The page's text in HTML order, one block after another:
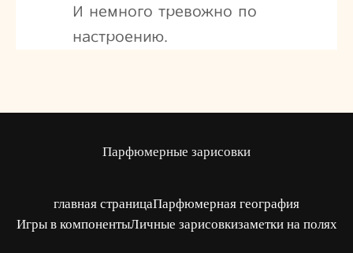
И немного тревожно по
настроению.
Парфюмерные зарисовки
главная страницаПарфюмерная география
Игры в компонентыЛичные зарисовкизаметки на полях